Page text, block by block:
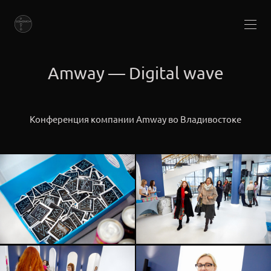
Amway — Digital wave
Конференция компании Amway во Владивостоке